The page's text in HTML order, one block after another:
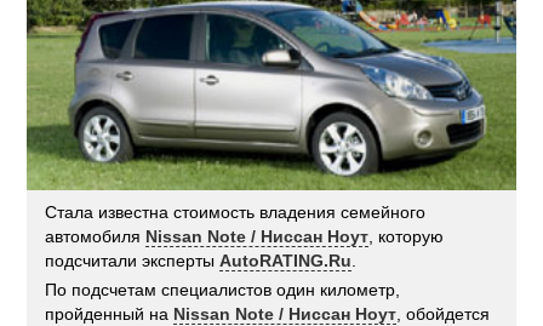
Стала известна стоимость владения семейного
автомобиля Nissan Note / Ниссан Ноут , которую
подсчитали экспертыAutoRATING.Ru
По подсчетам специалистов один километр,
пройденный на Nissan Note / Ниссан Ноут , обойдется